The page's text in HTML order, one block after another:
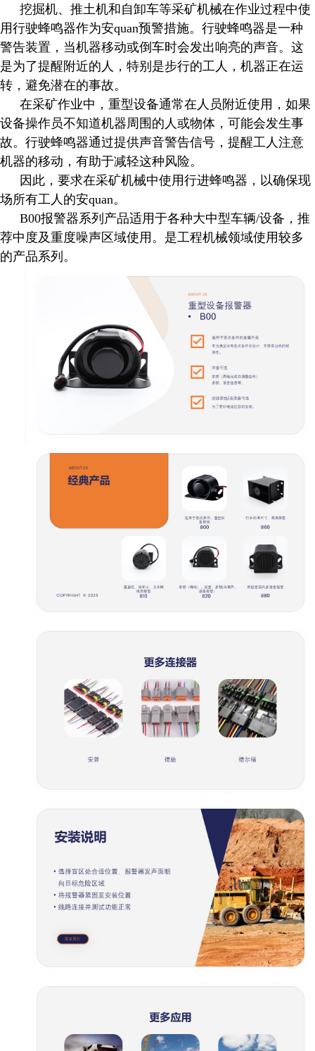
挖掘机、推土机和自卸车等采矿机械在作业过程中使
用行驶蜂鸣器作为安quan预警措施。行驶蜂鸣器是一种
警告装置，当机器移动或倒车时会发出响亮的声音。这
是为了提醒附近的人，特别是步行的工人，机器正在运
转，避免潜在的事故。
在采矿作业中，重型设备通常在人员附近使用，如果
设备操作员不知道机器周围的人或物体，可能会发生事
故。行驶蜂鸣器通过提供声音警告信号，提醒工人注意
机器的移动，有助于减轻这种风险。
因此，要求在采矿机械中使用行进蜂鸣器，以确保现
场所有工人的安quan。
B00报警器系列产品适用于各种大中型车辆/设备，推
荐中度及重度噪声区域使用。是工程机械领域使用较多
的产品系列。